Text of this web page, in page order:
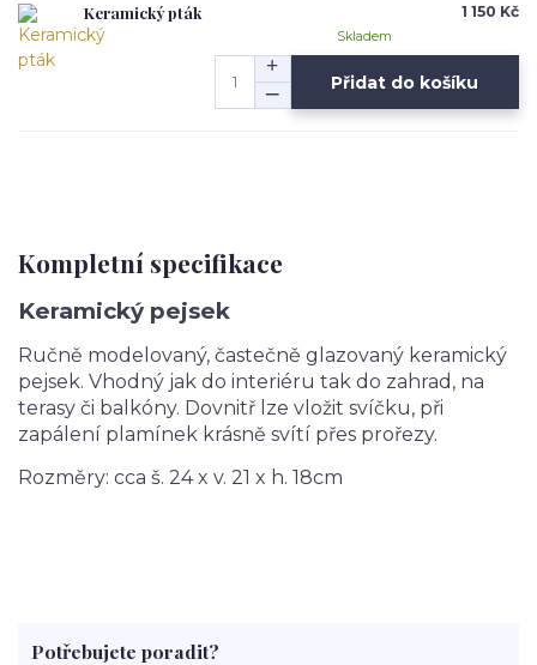
Keramický pták 1 150 Kč
Skladem
Přidat do košíku
Kompletní specifikace
Keramický pejsek
Ručně modelovaný, častečně glazovaný keramický
pejsek. Vhodný jak do interiéru tak do zahrad, na
terasy či balkóny. Dovnitř lze vložit svíčku, při
zapálení plamínek krásně svítí přes prořezy.
Rozměry: cca š. 24 x v. 21 x h. 18cm
Potřebujete poradit?